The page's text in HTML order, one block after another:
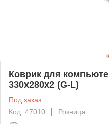
Коврик для
330x280x2 (G-L)
Под заказ
Код: 47010
Розница